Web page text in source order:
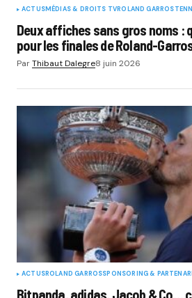
ACTUSMÉDIAS & DROITS TVROLAND GARROS
Deux affiches sans gros noms :
pour les finales de Roland-
ParThibaut Dalegre8 juin 2026
ACTUSROLAND GARROSSPONSORING &
Bitpanda, adidas, Jacob & Co…